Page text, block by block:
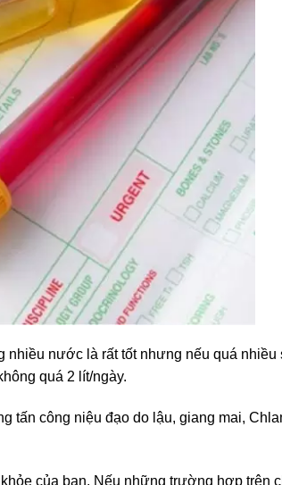
nước là rất tốt nhưng nếu quá nhiều
quá 2 lít/ngày.
tấn công niệu đạo do lậu, giang mai,
của bạn. Nếu những trường hợp trên